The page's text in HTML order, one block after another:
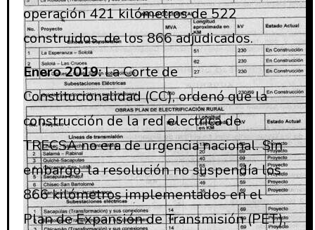
operación 421 kilómetros de 522
construidos, de los 866 adjudicados.
Enero 2019:La Corte de
Constitucionalidad (CC), ordenó que la
construcción de la red electrica de
TRECSA no era de urgencia nacional. Sin
embargo, la resolución no suspendía los
866 kilómetros implementados en el
Plan de Expansión de Transmisión (PET),